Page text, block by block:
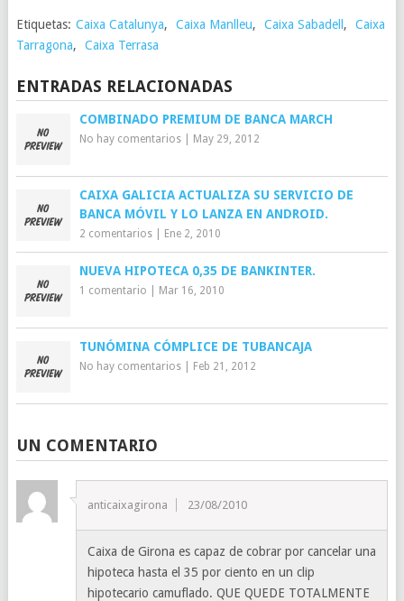
Etiquetas: Caixa Catalunya, Caixa Manlleu, Caixa Sabadell ,
Caixa
Tarragona, Caixa Terrasa
ENTRADAS RELACIONADAS
COMBINADO PREMIUM DE BANCA MARCH
No hay comentarios| May 29, 2012
CAIXA GALICIA ACTUALIZA SU SERVICIO DE
BANCA MÓVIL Y LO LANZA EN ANDROID.
2 comentarios| Ene 2, 2010
NUEVA HIPOTECA 0,35 DE BANKINTER.
1 comentario Mar 16, 2010
TUNÓMINA CÓMPLICE DE TUBANCAJA
No hay comentarios| Feb 21, 2012
UN COMENTARIO
anticaixagirona 23/08/2010
Caixa de Girona es capaz de cobrar por cancelar una
hipoteca hasta el 35 por ciento en un clip
hipotecario camuflado. QUE QUEDE TOTALMENTE